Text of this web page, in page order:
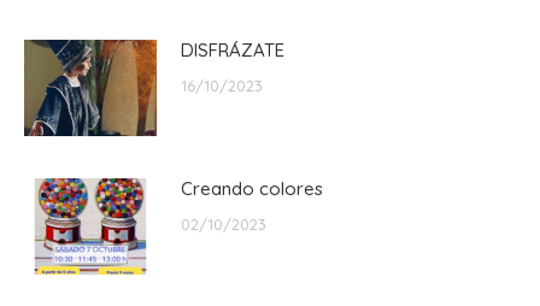
DISFRÁZATE
16/10/2023
Creando colores
02/10/2023